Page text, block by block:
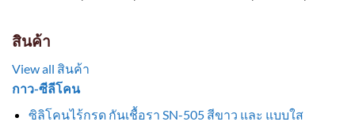
สินค้า
View all สินค้า
กาว-ซีลีโคน
ซิลิโคนไร้กรด กันเชื้อรา SN-505 สีขาว และ แบบใส